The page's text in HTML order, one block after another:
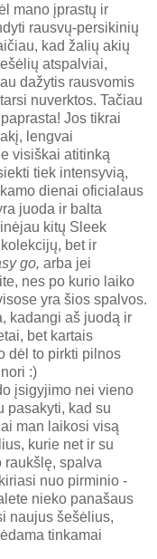
mano įprastų ir
rausvų-persikinių
kad žalių akių
atspalviai,
dažytis rausvomis
nuverktos. Tačiau
Jos tikrai
lengvai
visiškai atitinką
tiek intensyvią,
dienai oficialaus
juoda ir balta
kitų Sleek
bet ir
go, arba jei
nes po kurio laiko
yra šios spalvos.
kadangi aš juodą ir
bet kartais
dėl to pirkti pilnos
:)
įsigyjimo nei vieno
pasakyti, kad su
man laikosi visą
kurie net ir su
raukšlę, spalva
nuo pirminio -
nieko panašaus
naujus šešėlius,
tinkamai